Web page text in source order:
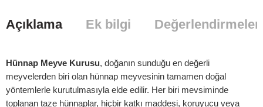
Açıklama Ek bilgi Değerlendirmeler
Hünnap Meyve Kurusu, doğanın sunduğu en değerli
meyvelerden biri olan hünnap meyvesinin tamamen doğal
yöntemlerle kurutulmasıyla elde edilir. Her biri mevsiminde
toplanan taze hünnaplar, hiçbir katkı maddesi, koruyucu veya